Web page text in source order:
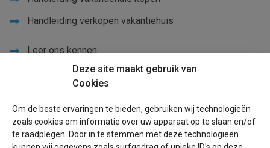
Deze site maakt gebruik van
Cookies
Om de beste ervaringen te bieden, gebruiken wij technologieën
zoals cookies om informatie over uw apparaat op te slaan en/of
te raadplegen. Door in te stemmen met deze technologieën
Handleiding verkopen vakantiehuis
Leer ons kennen
Sitemap
Blog